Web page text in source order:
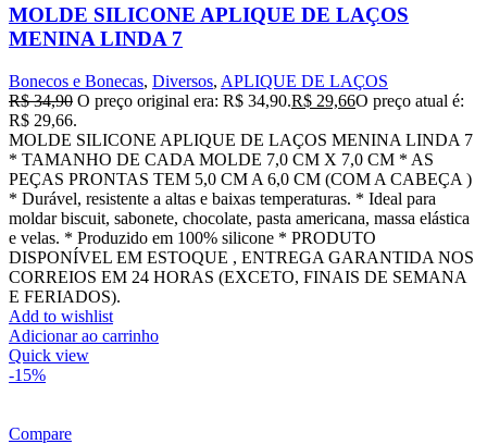
MOLDE SILICONE APLIQUE DE LAÇOS
MENINA LINDA 7
Bonecos e Bonecas, Diversos, APLIQUE DE LAÇOS
R$34,90 O preço original era: R$ 34,90.R$ 29,66O preço atual é:
R$ 29,66.
MOLDE SILICONE APLIQUE DE LAÇOS MENINA LINDA 7
* TAMANHO DE CADA MOLDE 7,0 CM X 7,0 CM * AS
PEÇAS PRONTAS TEM 5,0 CM A 6,0 CM (COM A CABEÇA )
* Durável, resistente a altas e baixas temperaturas. * Ideal para
moldar biscuit, sabonete, chocolate, pasta americana, massa elástica
e velas. * Produzido em 100% silicone * PRODUTO
DISPONÍVEL EM ESTOQUE , ENTREGA GARANTIDA NOS
CORREIOS EM 24 HORAS (EXCETO, FINAIS DE SEMANA
E FERIADOS).
Add to wishlist
Adicionar ao carrinho
Quick view
-15%
Compare